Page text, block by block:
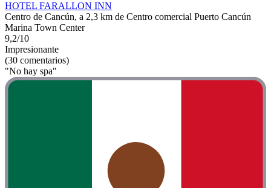
HOTEL FARALLON INN
Centro de Cancún, a 2,3 km de Centro comercial Puerto Cancún
Marina Town Center
9,2/10
Impresionante
(30 comentarios)
"No hay spa"